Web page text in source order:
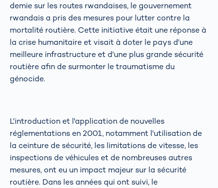
demie sur les routes rwandaises, le gouvernement
rwandais a pris des mesures pour lutter contre la
mortalité routière. Cette initiative était une réponse à
la crise humanitaire et visait à doter le pays d'une
meilleure infrastructure et d'une plus grande sécurité
routière afin de surmonter le traumatisme du
génocide.
L'introduction et l'application de nouvelles
réglementations en 2001, notamment l'utilisation de
la ceinture de sécurité, les limitations de vitesse, les
inspections de véhicules et de nombreuses autres
mesures, ont eu un impact majeur sur la sécurité
routière. Dans les années qui ont suivi, le